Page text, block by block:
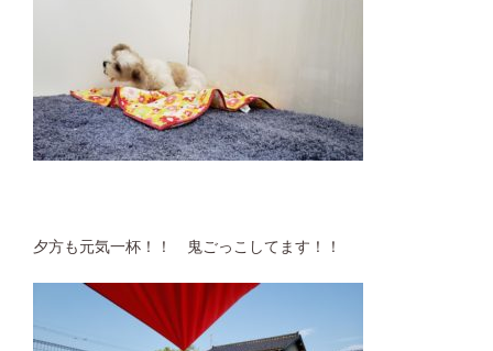
夕方も元気一杯！！ 鬼ごっこしてます！！